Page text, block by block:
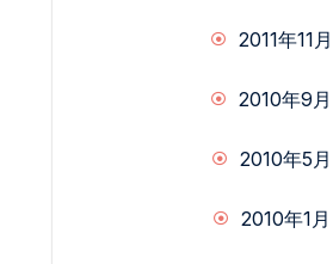
2011年11月
2010年9月
2010年5月
2010年1月